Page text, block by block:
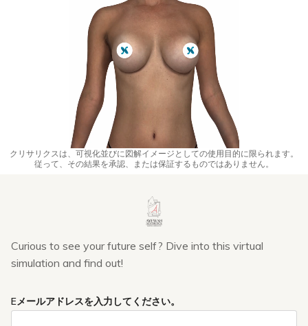
クリサリクスは、可視化並びに図解イメージとしての使用目的に限られます。
従って、その結果を承認、または保証するものではありません。
Curious to see your future self? Dive into this virtual
simulation and find out!
Eメールアドレスを入力してください。